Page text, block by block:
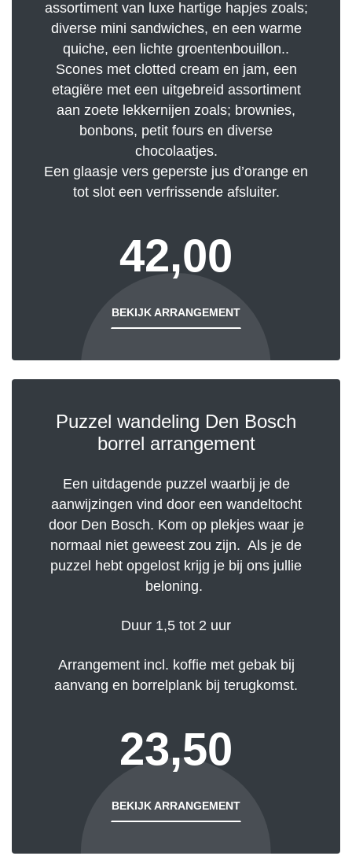
assortiment van luxe hartige hapjes zoals;
diverse mini sandwiches, en een warme
quiche, een lichte groentenbouillon..
Scones met clotted cream en jam, een
etagiëre met een uitgebreid assortiment
aan zoete lekkernijen zoals; brownies,
bonbons, petit fours en diverse
chocolaatjes.
Een glaasje vers geperste jus d’orange en
tot slot een verfrissende afsluiter.
42,00
BEKIJK ARRANGEMENT
Puzzel wandeling Den Bosch
borrel arrangement
Een uitdagende puzzel waarbij je de
aanwijzingen vind door een wandeltocht
door Den Bosch. Kom op plekjes waar je
normaal niet geweest zou zijn. Als je de
puzzel hebt opgelost krijg je bij ons jullie
beloning.
Duur 1,5 tot 2 uur
Arrangement incl. koffie met gebak bij
aanvang en borrelplank bij terugkomst.
23,50
BEKIJK ARRANGEMENT